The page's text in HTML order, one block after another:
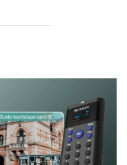
RADIO PORTABLE
RADIO DE DOUCHE